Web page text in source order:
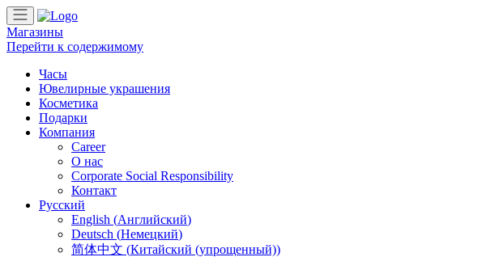
Магазины
Перейти к содержимому
Основная
навигация
Часы
Ювелирные украшения
Косметика
Подарки
Компания
Career
О нас
Corporate Social Responsibility
Контакт
Русский
English (Английский)
Deutsch (Немецкий)
简体中文 (Китайский (упрощенный))